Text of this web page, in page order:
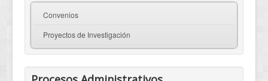
Convenios
Proyectos de Investigación